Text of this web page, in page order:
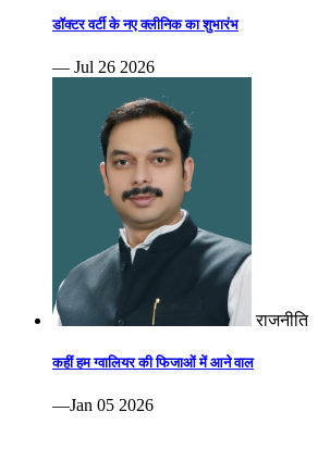
डॉक्टर वर्टी के नए क्लीनिक का शुभारंभ
— Jul 26 2026
राजनीति
कहीं हम ग्वालियर की फिजाओं में आने वाल
—Jan 05 2026